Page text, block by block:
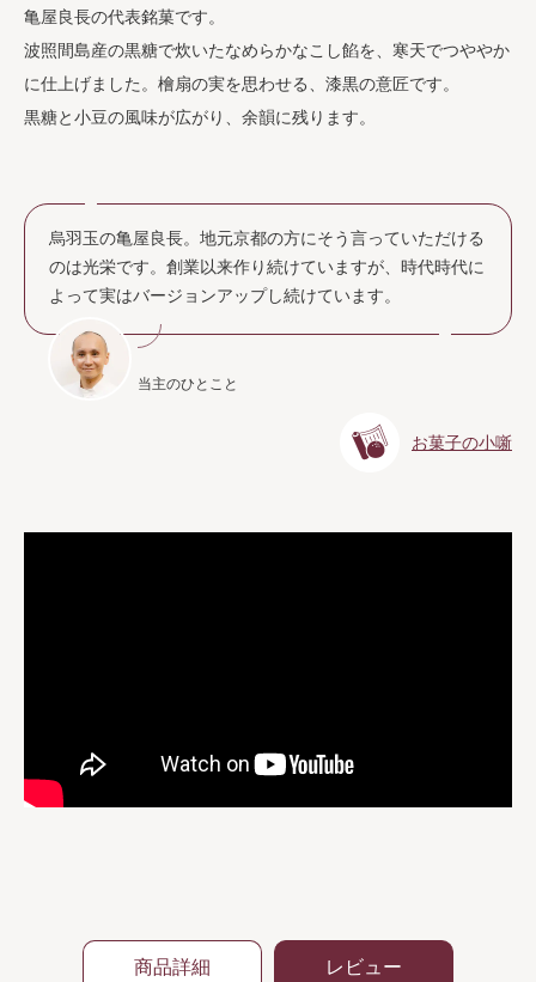
亀屋良長の代表銘菓です。
波照間島産の黒糖で炊いたなめらかなこし餡を、寒天でつややか
に仕上げました。檜扇の実を思わせる、漆黒の意匠です。
黒糖と小豆の風味が広がり、余韻に残ります。
烏羽玉の亀屋良長。地元京都の方にそう言っていただける
のは光栄です。創業以来作り続けていますが、時代時代に
よって実はバージョンアップし続けています。
当主のひとこと
お菓子の小噺
商品詳細 レビュー